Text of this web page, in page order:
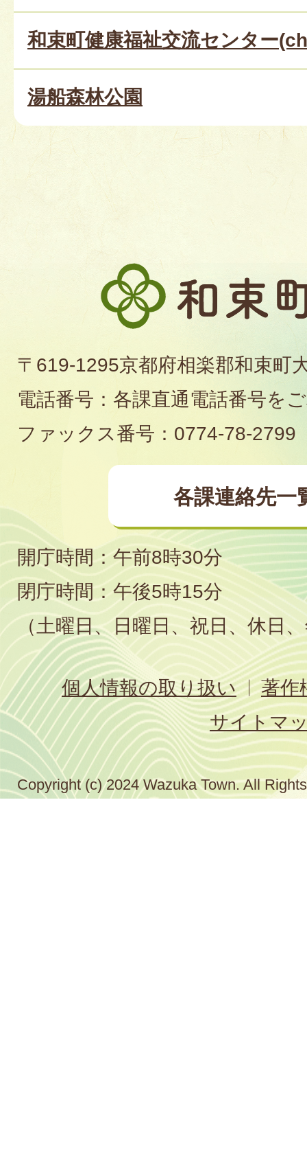
和束町健康福祉交流センター
湯船森林公園
和
束
役
場
〒619-1295京都府相楽郡和束町
電話番号：各課直通電話番号を
ファックス番号：0774-78-2799
各課連絡先一
開庁時間：午前8時30分
閉庁時間：午後5時15分
（土曜日、日曜日、祝日、休日
個人情報の取り扱い
著作
サイトマ
Copyright (c) 2024 Wazuka Town. All